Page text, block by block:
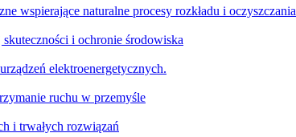
wspierające naturalne procesy rozkładu i oczyszczania
i ochronie środowiska
elektroenergetycznych.
ruchu w przemyśle
i trwałych rozwiązań